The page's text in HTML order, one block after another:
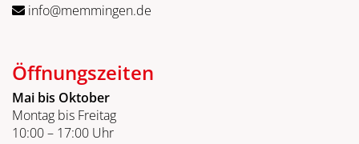
info@memmingen.de
Öffnungszeiten
Mai bis Oktober
Montag bis Freitag
10:00 – 17:00 Uhr